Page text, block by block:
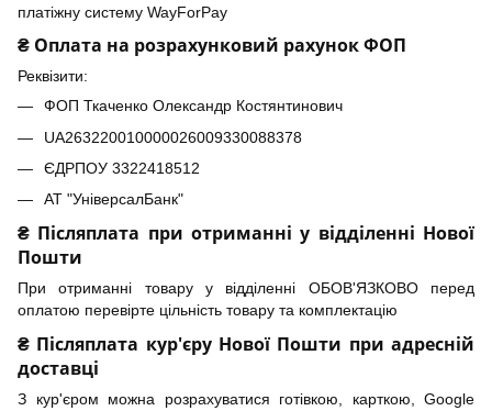
платіжну систему WayForPay
₴ Оплата на розрахунковий рахунок ФОП
Реквізити:
ФОП Ткаченко Олександр Костянтинович
UA263220010000026009330088378
ЄДРПОУ 3322418512
АТ "УніверсалБанк"
₴ Післяплата при отриманні у відділенні Нової
Пошти
При отриманні товару у відділенні ОБОВ'ЯЗКОВО перед
оплатою перевірте цільність товару та комплектацію
₴ Післяплата кур'єру Нової Пошти при адресній
доставці
З кур'єром можна розрахуватися готівкою, карткою, Google